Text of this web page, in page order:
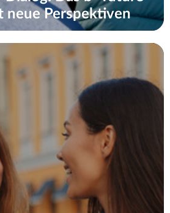
neue Perspektiven